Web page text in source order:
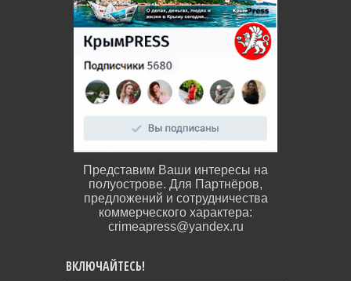
Представим Ваши интересы на
полуострове. Для Партнёров,
предложений и сотрудничества
коммерческого характера:
crimeapress@yandex.ru
ВКЛЮЧАЙТЕСЬ!